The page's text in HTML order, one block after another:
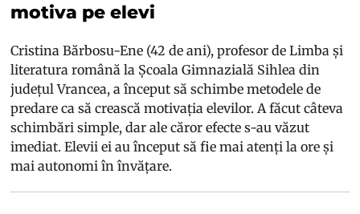
motiva pe elevi
Cristina Bărbosu-Ene (42 de ani), profesor de Limba și
literatura română la Școala Gimnazială Sihlea din
județul Vrancea, a început să schimbe metodele de
predare ca să crească motivația elevilor. A făcut câteva
schimbări simple, dar ale căror efecte s-au văzut
imediat. Elevii ei au început să fie mai atenți la ore și
mai autonomi în învățare.